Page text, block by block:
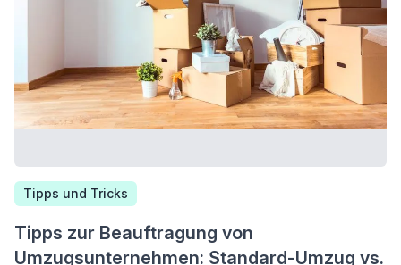
Tipps und Tricks
Tipps zur Beauftragung von
Umzugsunternehmen: Standard-Umzug vs.